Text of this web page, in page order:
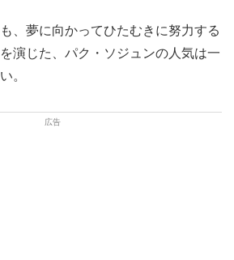
、夢に向かってひたむきに努力する
演じた、パク・ソジュンの人気は一
。